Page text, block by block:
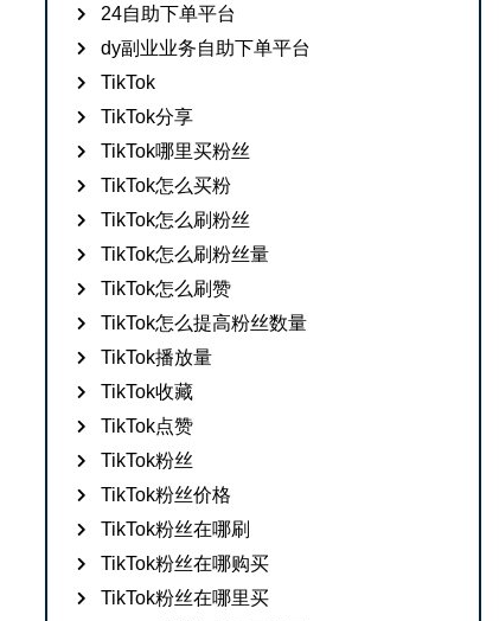
24自助下单平台
dy副业业务自助下单平台
TikTok
TikTok分享
TikTok哪里买粉丝
TikTok怎么买粉
TikTok怎么刷粉丝
TikTok怎么刷粉丝量
TikTok怎么刷赞
TikTok怎么提高粉丝数量
TikTok播放量
TikTok收藏
TikTok点赞
TikTok粉丝
TikTok粉丝价格
TikTok粉丝在哪刷
TikTok粉丝在哪购买
TikTok粉丝在哪里买